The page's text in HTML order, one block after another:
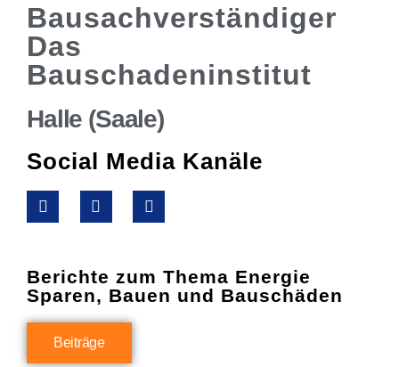
Bausachverständiger
Das
Bauschadeninstitut
Halle (Saale)
Social Media Kanäle
Berichte zum Thema Energie
Sparen, Bauen und Bauschäden
Beiträge